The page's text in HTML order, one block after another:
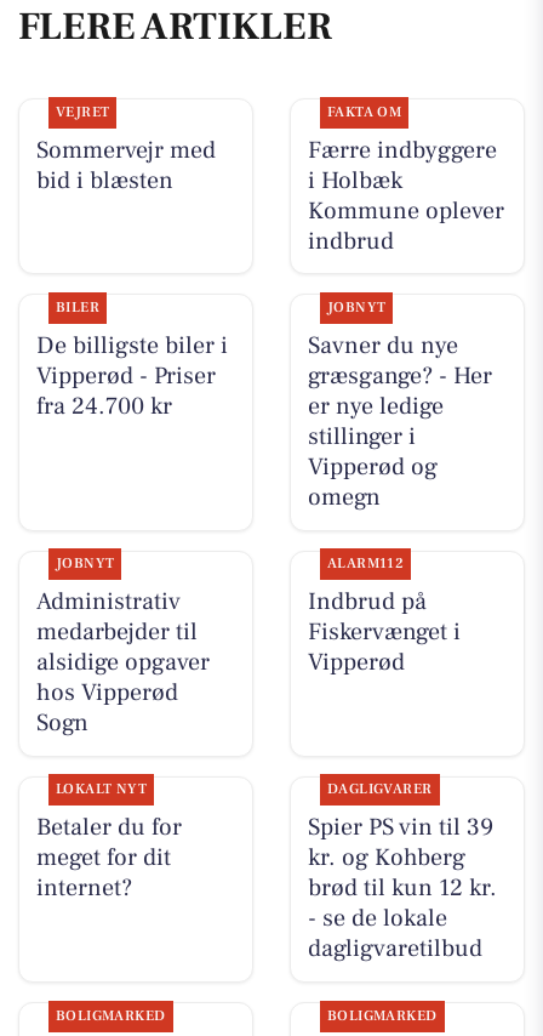
FLERE ARTIKLER
VEJRET
Sommervejr med
bid i blæsten
FAKTA OM
Færre indbyggere
i Holbæk
Kommune oplever
indbrud
BILER
De billigste biler i
Vipperød - Priser
fra 24.700 kr
JOBNYT
Savner du nye
græsgange? - Her
er nye ledige
stillinger i
Vipperød og
omegn
JOBNYT
Administrativ
medarbejder til
alsidige opgaver
hos Vipperød
Sogn
ALARM112
Indbrud på
Fiskervænget i
Vipperød
LOKALT NYT
Betaler du for
meget for dit
internet?
DAGLIGVARER
Spier PS vin til 39
kr. og Kohberg
brød til kun 12 kr.
- se de lokale
dagligvaretilbud
BOLIGMARKED BOLIGMARKED